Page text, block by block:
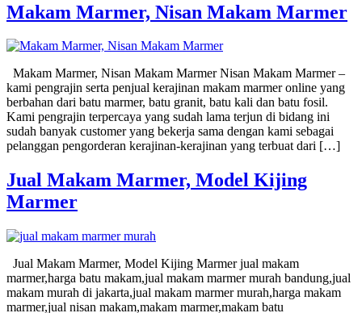
Makam Marmer, Nisan Makam Marmer
Makam Marmer, Nisan Makam Marmer Nisan Makam Marmer –
kami pengrajin serta penjual kerajinan makam marmer online yang
berbahan dari batu marmer, batu granit, batu kali dan batu fosil.
Kami pengrajin terpercaya yang sudah lama terjun di bidang ini
sudah banyak customer yang bekerja sama dengan kami sebagai
pelanggan pengorderan kerajinan-kerajinan yang terbuat dari […]
Jual Makam Marmer, Model Kijing
Marmer
Jual Makam Marmer, Model Kijing Marmer jual makam
marmer,harga batu makam,jual makam marmer murah bandung,jual
makam murah di jakarta,jual makam marmer murah,harga makam
marmer,jual nisan makam,makam marmer,makam batu